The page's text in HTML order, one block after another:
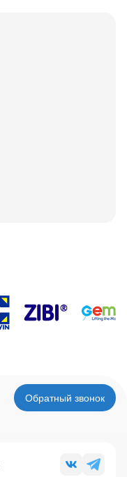
Обратный звонок